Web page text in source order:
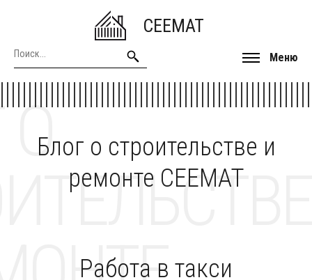
CEEMAT
Меню
Блог о строительстве и
ремонте CEEMAT
О
Работа в такси